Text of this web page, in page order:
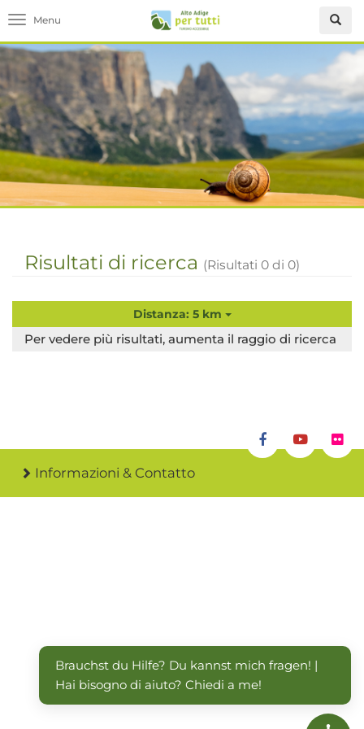
Toggle navigation
Risultati di ricerca (Risultati 0 di 0)
Distanza: 5 km
Per vedere più risultati, aumenta il raggio di ricerca
Informazioni & Contatto
Brauchst du Hilfe? Du kannst mich fragen! |
Hai bisogno di aiuto? Chiedi a me!